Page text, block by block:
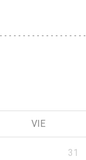
VIE
31